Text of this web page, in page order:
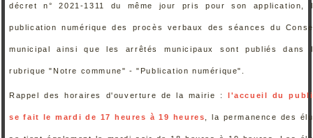
décret n° 2021-1311 du même jour pris pour son application,
publication numérique des procès verbaux des séances du
municipal ainsi que les arrêtés municipaux sont publiés dans
rubrique "Notre commune" - "Publication numérique".
Rappel des horaires d'ouverture de la mairie : l'accueil du
se fait le mardi de 17 heures à 19 heures , la permanence des